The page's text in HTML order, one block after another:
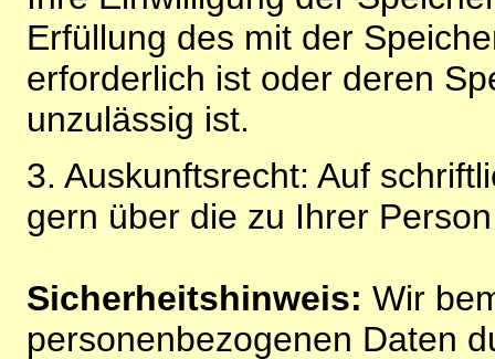
Erfüllung des mit der
erforderlich ist oder deren
unzulässig ist.
3. Auskunftsrecht: Auf
gern über die zu Ihrer
Sicherheitshinweis: Wir
personenbezogenen Daten